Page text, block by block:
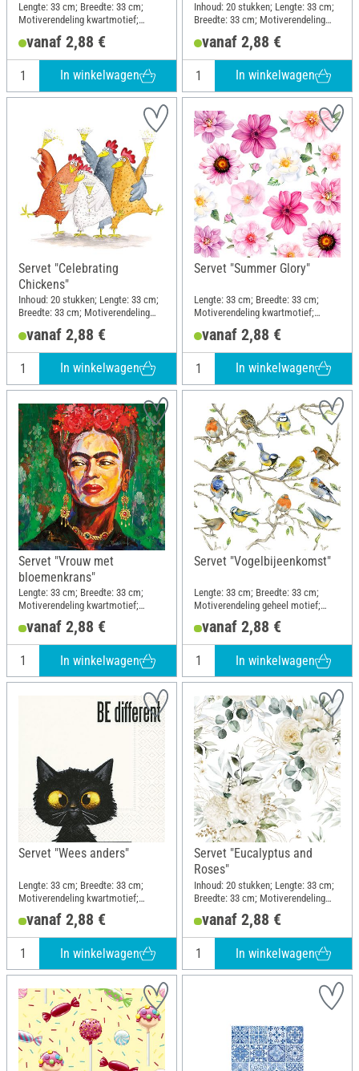
Lengte: 33 cm; Breedte: 33 cm;
Motiverendeling kwartmotief;
Materiaal: Papier
vanaf 2,88 €
In winkelwagen
Inhoud: 20 stukken; Lengte: 33 cm;
Breedte: 33 cm; Motiverendeling
halfmotief; Materiaal: Papier
vanaf 2,88 €
In winkelwagen
Servet "Celebrating
Chickens"
Inhoud: 20 stukken; Lengte: 33 cm;
Breedte: 33 cm; Motiverendeling
kwartmotief; Materiaal: Papier
vanaf 2,88 €
In winkelwagen
Servet "Summer Glory"
Lengte: 33 cm; Breedte: 33 cm;
Motiverendeling kwartmotief;
Materiaal: Papier
vanaf 2,88 €
In winkelwagen
Servet "Vrouw met
bloemenkrans"
Lengte: 33 cm; Breedte: 33 cm;
Motiverendeling kwartmotief;
Materiaal: Papier
vanaf 2,88 €
In winkelwagen
Servet "Vogelbijeenkomst"
Lengte: 33 cm; Breedte: 33 cm;
Motiverendeling geheel motief;
Materiaal: Papier
vanaf 2,88 €
In winkelwagen
Servet "Wees anders"
Lengte: 33 cm; Breedte: 33 cm;
Motiverendeling kwartmotief;
Materiaal: Papier
vanaf 2,88 €
In winkelwagen
Servet "Eucalyptus and
Roses"
Inhoud: 20 stukken; Lengte: 33 cm;
Breedte: 33 cm; Motiverendeling
geheel motief; Materiaal: Papier
vanaf 2,88 €
In winkelwagen